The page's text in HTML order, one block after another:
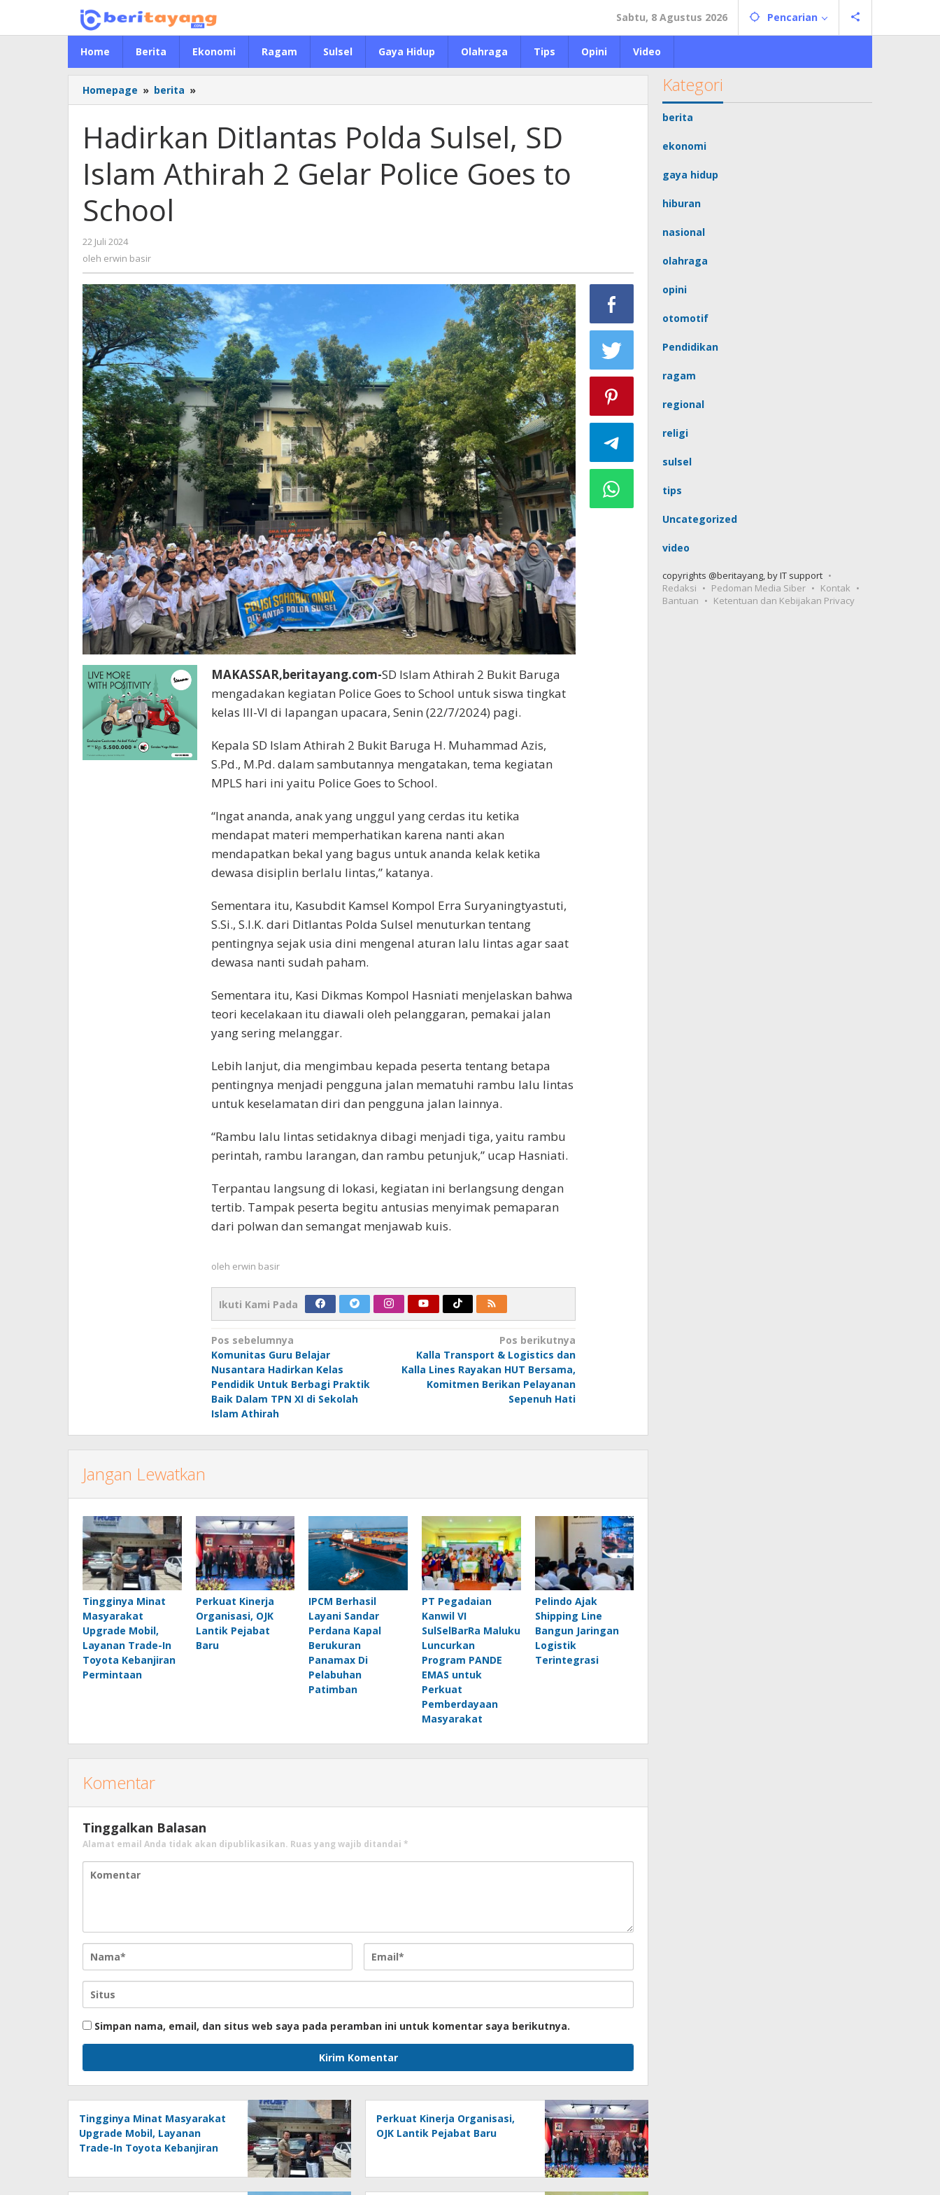
konten
Sabtu, 8 Agustus 2026 Pencarian
Home Berita Ekonomi Ragam Sulsel Gaya Hidup Olahraga Tips Opini Video
Homepage » berita »
Ditlantas
Sulsel,
SD
Islam
Athirah
Hadirkan Ditlantas Polda Sulsel, SD
Islam Athirah 2 Gelar Police Goes to
School
22 Juli 2024
erwin
oleh erwin basir
MAKASSAR,beritayang.com-SD Islam Athirah 2 Bukit Baruga
mengadakan kegiatan Police Goes to School untuk siswa tingkat
kelas III-VI di lapangan upacara, Senin (22/7/2024) pagi.
Kepala SD Islam Athirah 2 Bukit Baruga H. Muhammad Azis,
S.Pd., M.Pd. dalam sambutannya mengatakan, tema kegiatan
MPLS hari ini yaitu Police Goes to School.
“Ingat ananda, anak yang unggul yang cerdas itu ketika
mendapat materi memperhatikan karena nanti akan
mendapatkan bekal yang bagus untuk ananda kelak ketika
dewasa disiplin berlalu lintas,” katanya.
Sementara itu, Kasubdit Kamsel Kompol Erra Suryaningtyastuti,
S.Si., S.I.K. dari Ditlantas Polda Sulsel menuturkan tentang
pentingnya sejak usia dini mengenal aturan lalu lintas agar saat
dewasa nanti sudah paham.
Sementara itu, Kasi Dikmas Kompol Hasniati menjelaskan bahwa
teori kecelakaan itu diawali oleh pelanggaran, pemakai jalan
yang sering melanggar.
Lebih lanjut, dia mengimbau kepada peserta tentang betapa
pentingnya menjadi pengguna jalan mematuhi rambu lalu lintas
untuk keselamatan diri dan pengguna jalan lainnya.
“Rambu lalu lintas setidaknya dibagi menjadi tiga, yaitu rambu
perintah, rambu larangan, dan rambu petunjuk,” ucap Hasniati.
Terpantau langsung di lokasi, kegiatan ini berlangsung dengan
tertib. Tampak peserta begitu antusias menyimak pemaparan
dari polwan dan semangat menjawab kuis.
oleh erwin basir
Ikuti Kami Pada
Navigasi
pos
Pos sebelumnya
Komunitas Guru Belajar
Nusantara Hadirkan Kelas
Pendidik Untuk Berbagi Praktik
Baik Dalam TPN XI di Sekolah
Islam Athirah
Pos berikutnya
Kalla Transport & Logistics dan
Kalla Lines Rayakan HUT Bersama,
Komitmen Berikan Pelayanan
Sepenuh Hati
Jangan Lewatkan
Tingginya Minat
Masyarakat
Upgrade Mobil,
Layanan Trade-In
Toyota Kebanjiran
Permintaan
Perkuat Kinerja
Organisasi, OJK
Lantik Pejabat
Baru
IPCM Berhasil
Layani Sandar
Perdana Kapal
Berukuran
Panamax Di
Pelabuhan
Patimban
PT Pegadaian
Kanwil VI
SulSelBarRa Maluku
Luncurkan
Program PANDE
EMAS untuk
Perkuat
Pemberdayaan
Masyarakat
Pelindo Ajak
Shipping Line
Bangun Jaringan
Logistik
Terintegrasi
Komentar
Tinggalkan Balasan
Alamat email Anda tidak akan dipublikasikan. Ruas yang wajib ditandai *
Simpan nama, email, dan situs web saya pada peramban ini untuk komentar saya berikutnya.
Tingginya Minat Masyarakat
Upgrade Mobil, Layanan
Trade-In Toyota Kebanjiran
Perkuat Kinerja Organisasi,
OJK Lantik Pejabat Baru
Kategori
berita
ekonomi
gaya hidup
hiburan
nasional
olahraga
opini
otomotif
Pendidikan
ragam
regional
religi
sulsel
tips
Uncategorized
video
copyrights @beritayang, by IT support
Redaksi
Pedoman Media Siber
Kontak
Bantuan
Ketentuan dan Kebijakan Privacy